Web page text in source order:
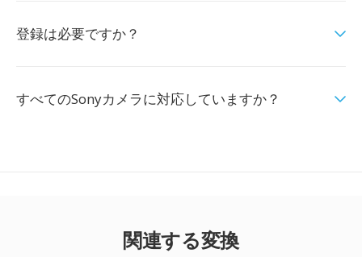
登録は必要ですか？
すべてのSonyカメラに対応していますか？
関連する変換